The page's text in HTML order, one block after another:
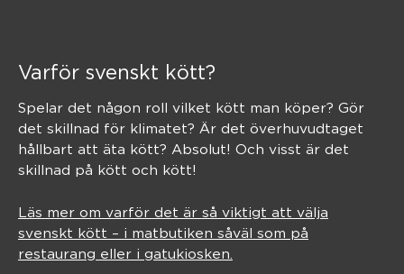
Varför svenskt kött?
Spelar det någon roll vilket kött man köper? Gör
det skillnad för klimatet? Är det överhuvudtaget
hållbart att äta kött? Absolut! Och visst är det
skillnad på kött och kött!
Läs mer om varför det är så viktigt att välja
svenskt kött – i matbutiken såväl som på
restaurang eller i gatukiosken.